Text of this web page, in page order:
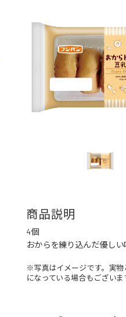
商品説明
4個
おからを練り込んだ優しい
※写真はイメージです。実
になっている場合もござい